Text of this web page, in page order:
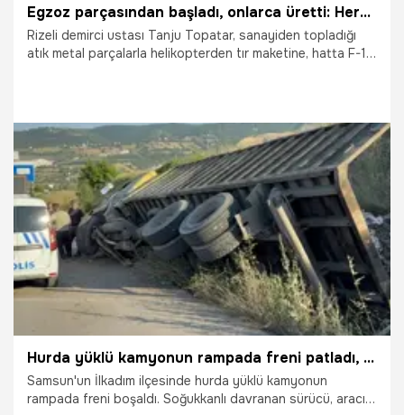
Egzoz parçasından başladı, onlarca üretti: Herkes hurda sanıyordu, şimdi yok satıyor!
Rizeli demirci ustası Tanju Topatar, sanayiden topladığı
atık metal parçalarla helikopterden tır maketine, hatta F-16
3.07.2026 Gündem
Hurda yüklü kamyonun rampada freni patladı, sürücü faciayı önledi
Samsun'un İlkadım ilçesinde hurda yüklü kamyonun
rampada freni boşaldı. Soğukkanlı davranan sürücü, aracı